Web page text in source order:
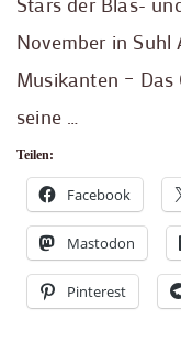
November in Suhl
Musikanten –
seine …
Teilen:
Facebook
Mastodon
Pinterest